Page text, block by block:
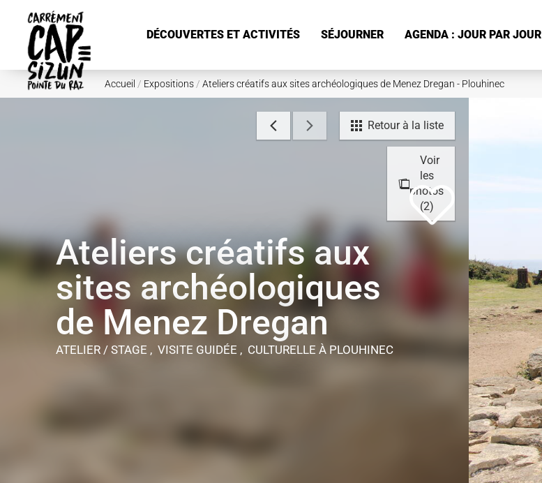
DÉCOUVERTES ET ACTIVITÉS SÉJOURNER AGENDA : JOUR PAR JOUR
Accueil / Expositions / Ateliers créatifs aux sites archéologiques de Menez Dregan - Plouhinec
Retour à la liste
Voir
les
photos
(2)
Ateliers créatifs aux
sites archéologiques
de Menez Dregan
ATELIER / STAGE , VISITE GUIDÉE , CULTURELLE À PLOUHINEC